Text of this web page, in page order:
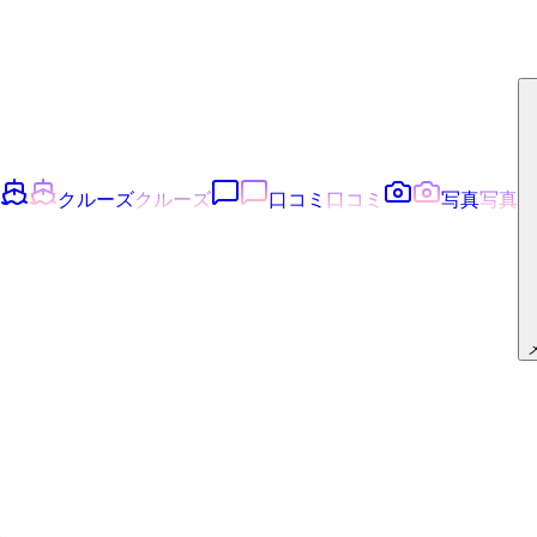
クルーズクルーズ 口コミ 口コミ 写真写真